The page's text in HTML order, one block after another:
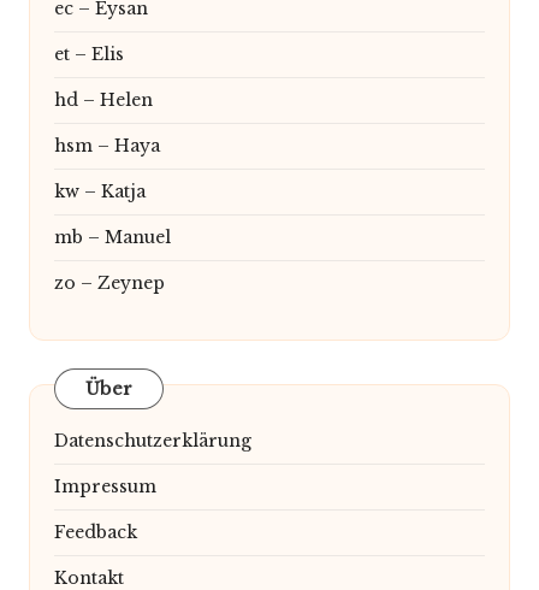
ec – Eysan
et – Elis
hd – Helen
hsm – Haya
kw – Katja
mb – Manuel
zo – Zeynep
Über
Datenschutzerklärung
Impressum
Feedback
Kontakt